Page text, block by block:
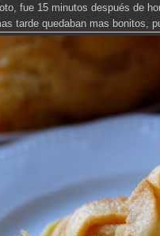
fue 15 minutos después de
tarde quedaban mas bonitos,